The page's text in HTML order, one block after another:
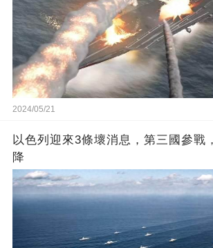
2024/05/21
以色列迎來3條壞消息，第三國參戰
降